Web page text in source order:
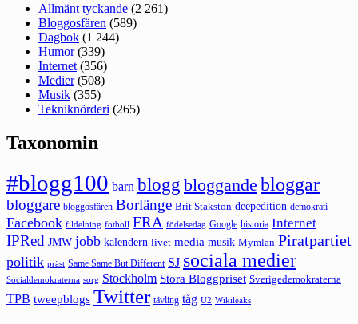
Allmänt tyckande (2 261)
Bloggosfären (589)
Dagbok (1 244)
Humor(339)
Internet (356)
Medier(508)
Musik (355)
Tekniknörderi (265)
Taxonomin
#blogg100 barn blogg bloggande bloggar
bloggare bloggosfären Borlänge Brit Stakston deepedition demokrati
Facebook fildelning fotboll FRA födelsedag Google historia Internet
IPRed JMW jobb kalendern livet media musik Mymlan Piratpartiet
politik präst Same Same But Different SJ sociala medier
Socialdemokraterna sorg Stockholm Stora Bloggpriset Sverigedemokraterna
TPB tweepblogs Twitter tävling tåg U2 Wikileaks